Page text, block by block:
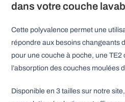
dans votre couche
Cette polyvalence permet une
répondre aux besoins changeants
pour une couche à poche, une
l’absorption des couches moulées
Disponible en 3 tailles sur notre